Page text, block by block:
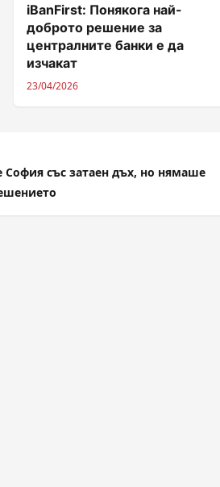
iBanFirst: Понякога най-
доброто решение за
централните банки е да
изчакат
23/04/2026
със затаен дъх, но нямаше